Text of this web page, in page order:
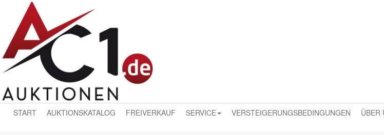
START AUKTIONSKATALOG FREIVERKAUF SERVICE VERSTEIGERUNGSBEDINGUNGEN ÜBER